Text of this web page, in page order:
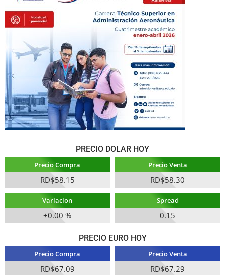
PRECIO DOLAR HOY
Precio Compra
RD$58.15
Precio Venta
RD$58.30
Variacion
+0.00 %
Spread
0.15
PRECIO EURO HOY
Precio Compra
RD$67.09
Precio Venta
RD$67.29